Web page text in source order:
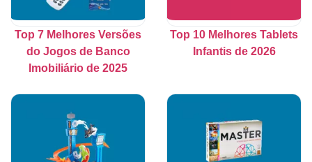
Top 7 Melhores Versões
do Jogos de Banco
Imobiliário de 2025
Top 10 Melhores Tablets
Infantis de 2026